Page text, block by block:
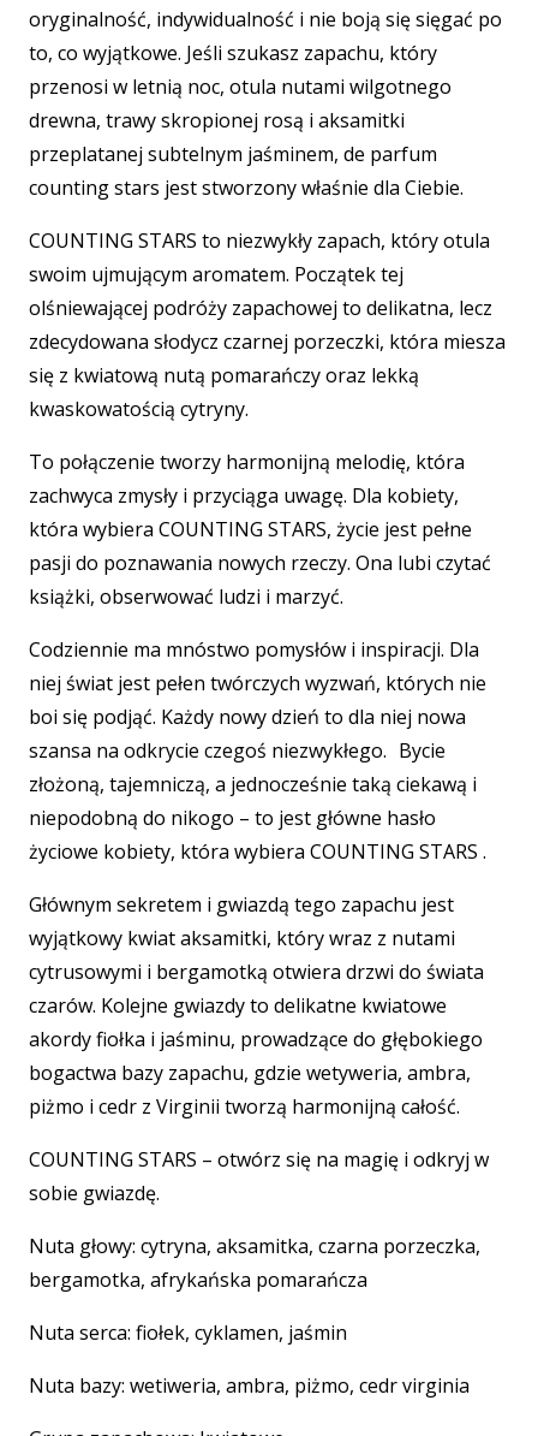
oryginalność, indywidualność i nie boją się sięgać po
to, co wyjątkowe. Jeśli szukasz zapachu, który
przenosi w letnią noc, otula nutami wilgotnego
drewna, trawy skropionej rosą i aksamitki
przeplatanej subtelnym jaśminem, de parfum
counting stars jest stworzony właśnie dla Ciebie.
COUNTING STARS to niezwykły zapach, który otula
swoim ujmującym aromatem. Początek tej
olśniewającej podróży zapachowej to delikatna, lecz
zdecydowana słodycz czarnej porzeczki, która miesza
się z kwiatową nutą pomarańczy oraz lekką
kwaskowatością cytryny.
To połączenie tworzy harmonijną melodię, która
zachwyca zmysły i przyciąga uwagę. Dla kobiety,
która wybiera COUNTING STARS, życie jest pełne
pasji do poznawania nowych rzeczy. Ona lubi czytać
książki, obserwować ludzi i marzyć.
Codziennie ma mnóstwo pomysłów i inspiracji. Dla
niej świat jest pełen twórczych wyzwań, których nie
boi się podjąć. Każdy nowy dzień to dla niej nowa
szansa na odkrycie czegoś niezwykłego. Bycie
złożoną, tajemniczą, a jednocześnie taką ciekawą i
niepodobną do nikogo – to jest główne hasło
życiowe kobiety, która wybiera COUNTING STARS .
Głównym sekretem i gwiazdą tego zapachu jest
wyjątkowy kwiat aksamitki, który wraz z nutami
cytrusowymi i bergamotką otwiera drzwi do świata
czarów. Kolejne gwiazdy to delikatne kwiatowe
akordy fiołka i jaśminu, prowadzące do głębokiego
bogactwa bazy zapachu, gdzie wetyweria, ambra,
piżmo i cedr z Virginii tworzą harmonijną całość.
COUNTING STARS – otwórz się na magię i odkryj w
sobie gwiazdę.
Nuta głowy: cytryna, aksamitka, czarna porzeczka,
bergamotka, afrykańska pomarańcza
Nuta serca: fiołek, cyklamen, jaśmin
Nuta bazy: wetiweria, ambra, piżmo, cedr virginia